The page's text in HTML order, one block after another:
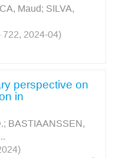
Maud; SILVA,
722, 2024-04)
perspective on
in
; BASTIAANSSEN,